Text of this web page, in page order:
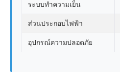
ระบบทำความเย็น
ส่วนประกอบไฟฟ้า
อุปกรณ์ความปลอดภัย